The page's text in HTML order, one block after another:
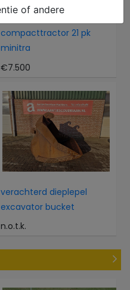
compacttractor 21 pk
minitra
€7.500
verachterd dieplepel
excavator bucket
n.o.t.k.